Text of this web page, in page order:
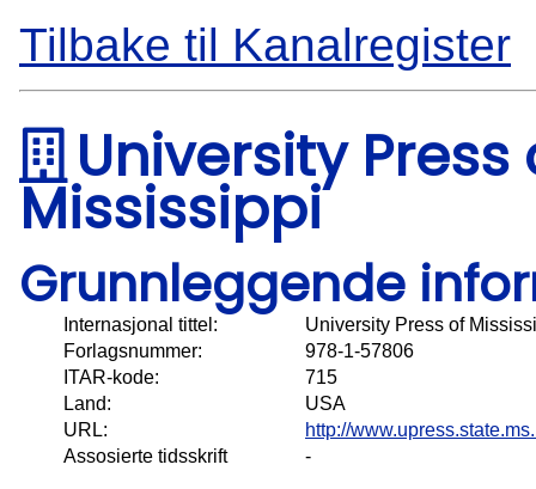
Tilbake til Kanalregister
University Press
Mississippi
Grunnleggende
Internasjonal tittel:
University Press of
Forlagsnummer:
978-1-57806
ITAR-kode:
715
Land:
USA
URL:
http://
Assosierte tidsskrift
-